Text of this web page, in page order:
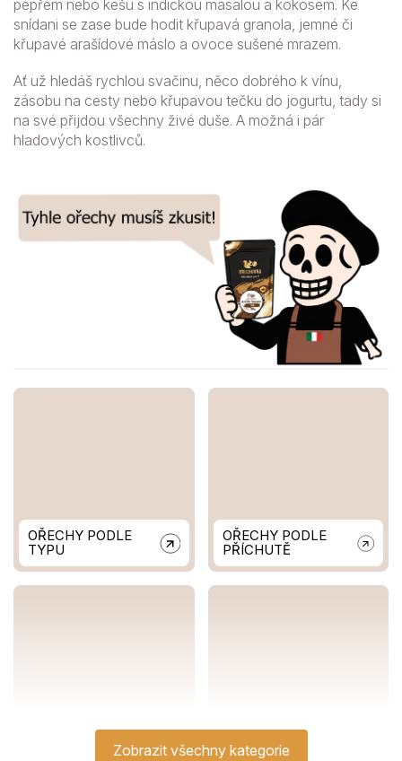
pepřem nebo kešu s indickou masalou a kokosem. Ke
snídani se zase bude hodit křupavá granola, jemné či
křupavé arašídové máslo a ovoce sušené mrazem.
Ať už hledáš rychlou svačinu, něco dobrého k vínu,
zásobu na cesty nebo křupavou tečku do jogurtu, tady si
na své přijdou všechny živé duše. A možná i pár
hladových kostlivců.
OŘECHY PODLE
TYPU
OŘECHY PODLE
PŘÍCHUTĚ
ARAŠÍDOVÉ
MÁSLO
Zobrazit všechny kategorie